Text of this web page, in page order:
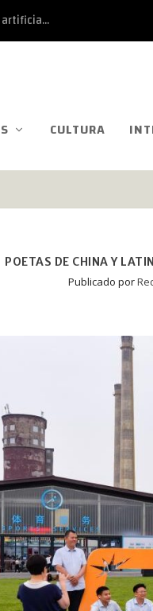
CULTURA
POETAS DE CHINA Y
Publicado por